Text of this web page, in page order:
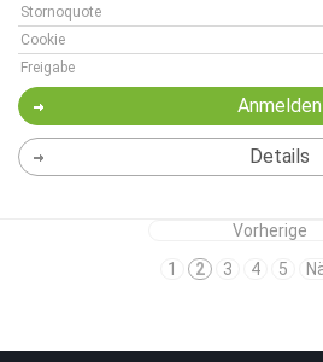
Stornoquote
Cookie
Freigabe
Anmelden
Details
Vorherige
1
2 3 4 5